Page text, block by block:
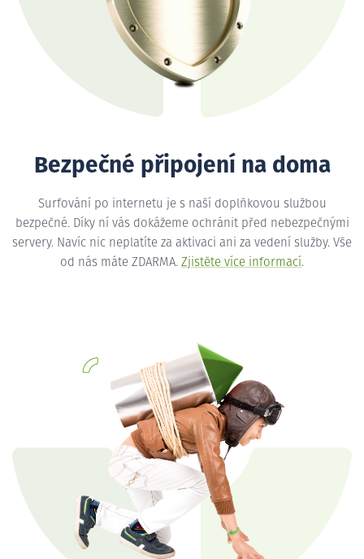
Bezpečné připojení na doma
Surfování po internetu je s naší doplňkovou službou
bezpečné. Díky ní vás dokážeme ochránit před nebezpečnými
servery. Navíc nic neplatíte za aktivaci ani za vedení služby. Vše
od nás máte ZDARMA. Zjistěte více informací.